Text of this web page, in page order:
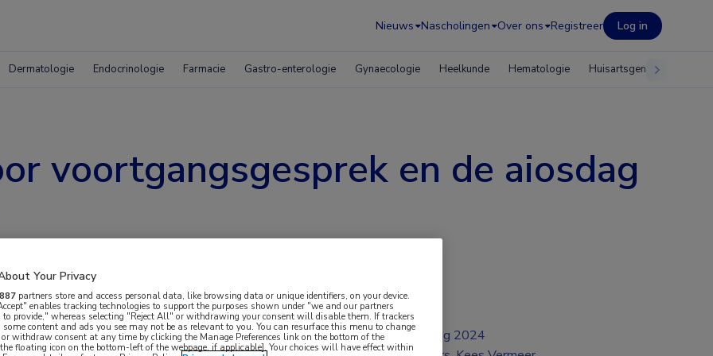
Nieuws Nascholingen Over ons Registreer Log in
Dermatologie Endocrinologie Farmacie Gastro-enterologie Gynaecologie Heelkunde Hematologie Huisartsgeneeskunde
voortgangsgesprek en de aiosdag
Twente) heeft met collega’s vanuit de
aug 2024
Your Privacy
887 partners store and access personal data, like browsing data or unique identifiers, on your device.
enables tracking technologies to support the purposes shown under "we and our partners
to provide," whereas selecting "Reject All" or withdrawing your consent will disable them. If trackers
some content and ads you see may not be as relevant to you. You can resurface this menu to change
or withdraw consent at any time by clicking the Manage Preferences link on the bottom of the
floating icon on the bottom-left of the webpage, if applicable]. Your choices will have effect within